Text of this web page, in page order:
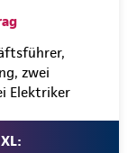
zwei
Elektriker